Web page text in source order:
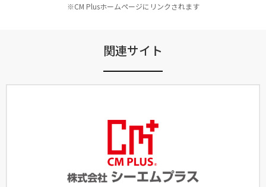
※CM Plusホームページにリンクされます
関連サイト